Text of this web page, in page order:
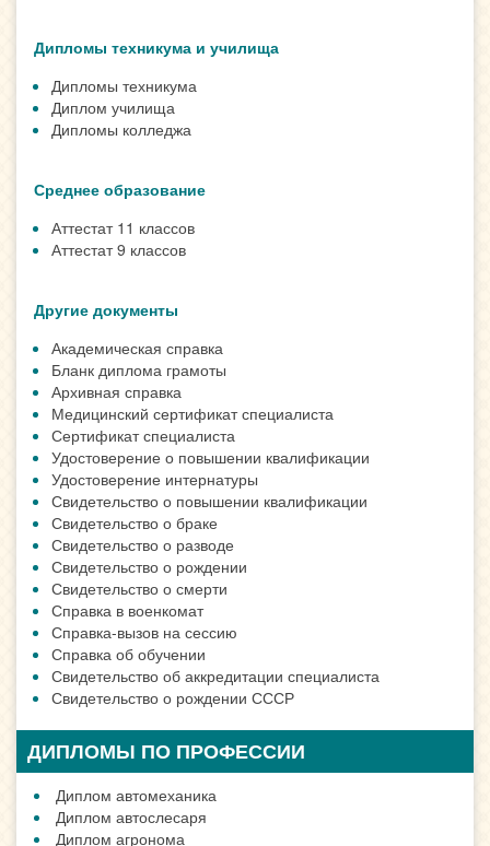
Дипломы техникума и училища
Дипломы техникума
Диплом училища
Дипломы колледжа
Среднее образование
Аттестат 11 классов
Аттестат 9 классов
Другие документы
Академическая справка
Бланк диплома грамоты
Архивная справка
Медицинский сертификат специалиста
Сертификат специалиста
Удостоверение о повышении квалификации
Удостоверение интернатуры
Свидетельство о повышении квалификации
Свидетельство о браке
Свидетельство о разводе
Свидетельство о рождении
Свидетельство о смерти
Справка в военкомат
Справка-вызов на сессию
Справка об обучении
Свидетельство об аккредитации специалиста
Свидетельство о рождении СССР
ДИПЛОМЫ ПО ПРОФЕССИИ
Диплом автомеханика
Диплом автослесаря
Диплом агронома